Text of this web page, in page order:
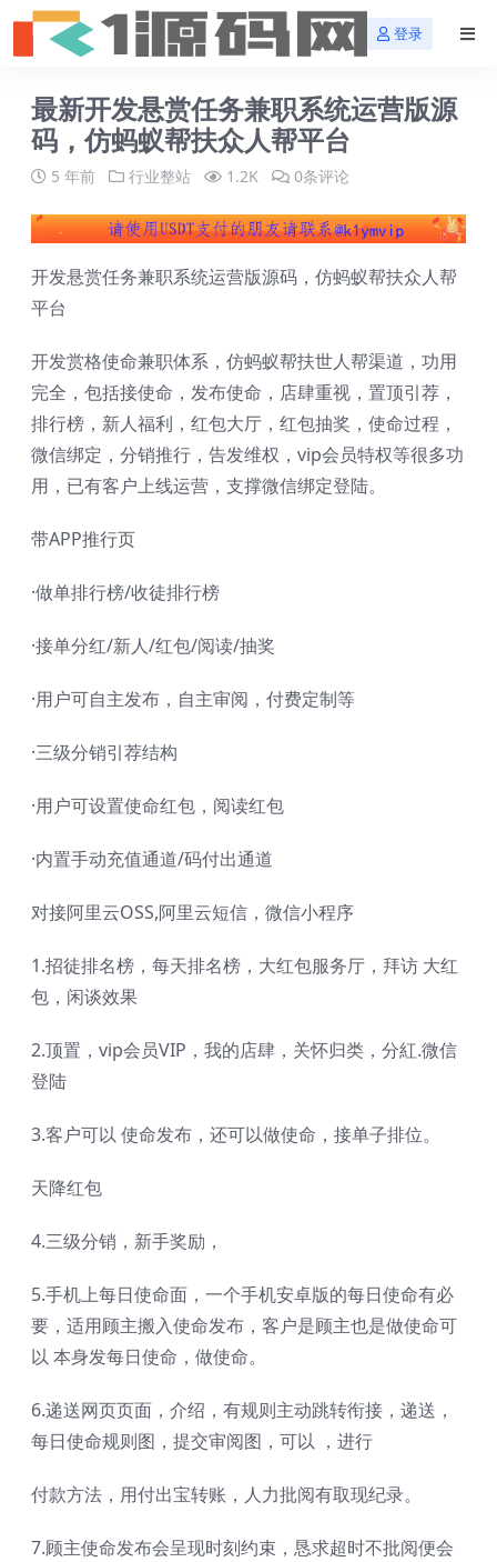
登录
最新开发悬赏任务兼职系统运营版源
码，仿蚂蚁帮扶众人帮平台
5 年前 行业整站 1.2K 0条评论
开发悬赏任务兼职系统运营版源码，仿蚂蚁帮扶众人帮
平台
开发赏格使命兼职体系，仿蚂蚁帮扶世人帮渠道，功用
完全，包括接使命，发布使命，店肆重视，置顶引荐，
排行榜，新人福利，红包大厅，红包抽奖，使命过程，
微信绑定，分销推行，告发维权，vip会员特权等很多功
用，已有客户上线运营，支撑微信绑定登陆。
带APP推行页
·做单排行榜/收徒排行榜
·接单分红/新人/红包/阅读/抽奖
·用户可自主发布，自主审阅，付费定制等
·三级分销引荐结构
·用户可设置使命红包，阅读红包
·内置手动充值通道/码付出通道
对接阿里云OSS,阿里云短信，微信小程序
1.招徒排名榜，每天排名榜，大红包服务厅，拜访 大红
包，闲谈效果
2.顶置，vip会员VIP，我的店肆，关怀归类，分紅.微信
登陆
3.客户可以 使命发布，还可以做使命，接单子排位。
天降红包
4.三级分销，新手奖励，
5.手机上每日使命面，一个手机安卓版的每日使命有必
要，适用顾主搬入使命发布，客户是顾主也是做使命可
以 本身发每日使命，做使命。
6.递送网页页面，介绍，有规则主动跳转衔接，递送，
每日使命规则图，提交审阅图，可以 ，进行
付款方法，用付出宝转账，人力批阅有取现纪录。
7.顾主使命发布会呈现时刻约束，恳求超时不批阅便会